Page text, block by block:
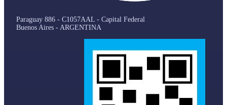
Paraguay 886 - C1057AAL - Capital Federal
Buenos Aires - ARGENTINA